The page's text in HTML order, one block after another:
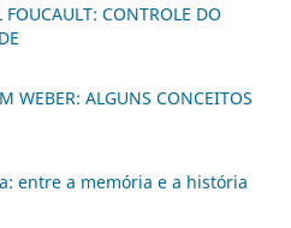
CONTROLE DO
WEBER: ALGUNS CONCEITOS
entre a memória e a história